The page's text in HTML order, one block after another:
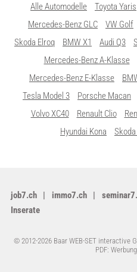
Alle Automodelle Toyota Yaris
Mercedes-Benz GLC
VW Golf
Skoda Elroq
BMW X1 Audi Q3
Mercedes-Benz A-Klasse
Mercedes-Benz E-Klasse
Tesla Model 3
Porsche Macan
Volvo XC40
Renault Clio
Hyundai Kona
job7.ch immo7.ch
Inserate
© 2012-2026 Baar WEB-SET interactive
PDF: